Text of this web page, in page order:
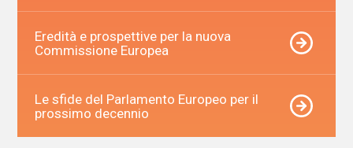
Eredità e prospettive per la nuova
Commissione Europea
Le sfide del Parlamento Europeo per il
prossimo decennio